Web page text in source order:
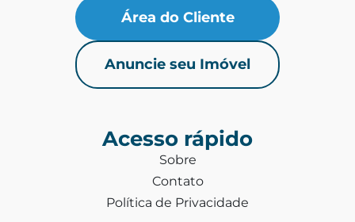
Área do Cliente
Anuncie seu Imóvel
Acesso rápido
Sobre
Contato
Política de Privacidade